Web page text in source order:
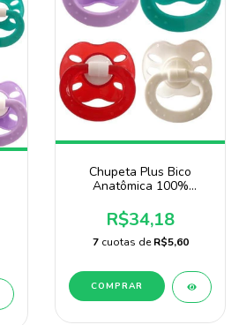
Chupeta Plus Bico
Anatômica 100%
Unidades Marca Sonne
R$34,18
7 cuotas deR$5,60
COMPRAR